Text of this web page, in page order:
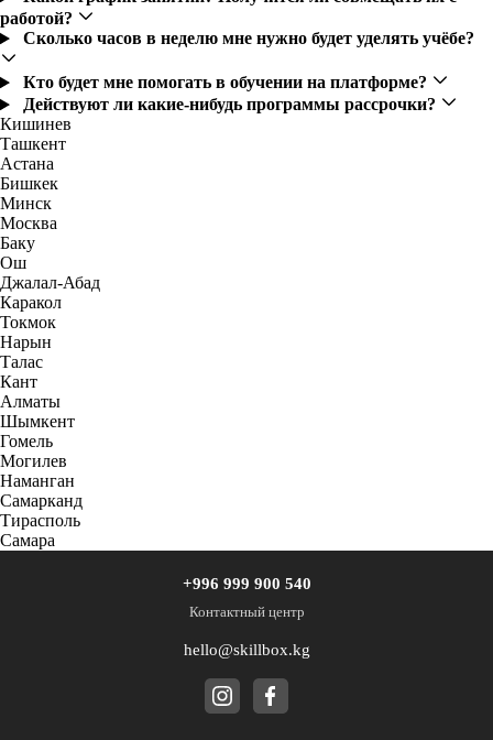
работой?
Сколько часов в неделю мне нужно будет уделять учёбе?
Кто будет мне помогать в обучении на платформе?
Действуют ли какие-нибудь программы рассрочки?
Кишинев
Ташкент
Астана
Бишкек
Минск
Москва
Баку
Ош
Джалал-Абад
Каракол
Токмок
Нарын
Талас
Кант
Алматы
Шымкент
Гомель
Могилев
Наманган
Самарканд
Тирасполь
Самара
+996 999 900 540
Контактный центр
hello@skillbox.kg